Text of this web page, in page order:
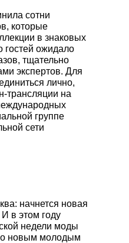
сотни
которые
в знаковых
гостей ожидало
тщательно
экспертов. Для
лично,
трансляции на
группе
сети
начнется новая
в этом году
недели моды
новым молодым